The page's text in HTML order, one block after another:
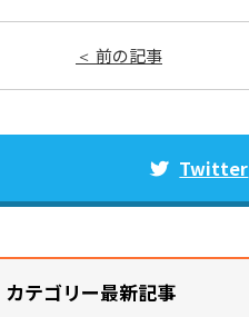
前の記事
Twitter
カテゴリー最新記事